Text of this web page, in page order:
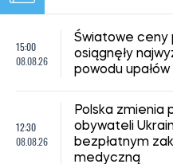
15:00
08.08.26
Światowe ceny
osiągnęły
powodu
12:30
08.08.26
Polska
obywateli
bezpłatnym
medyczną